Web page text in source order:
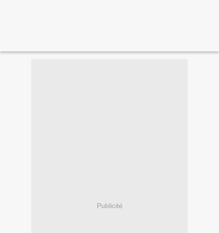
Publicité